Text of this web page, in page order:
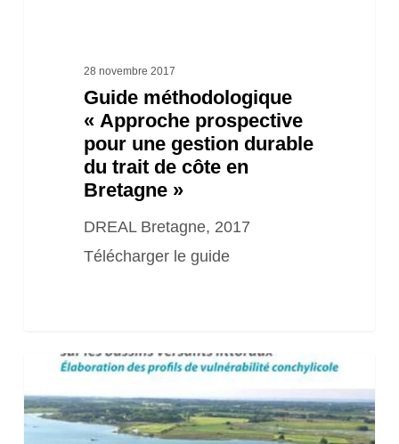
28 novembre 2017
Guide méthodologique
« Approche prospective
pour une gestion durable
du trait de côte en
Bretagne »
DREAL Bretagne, 2017
Télécharger le guide
Guide
Méthodologique
« Réduction